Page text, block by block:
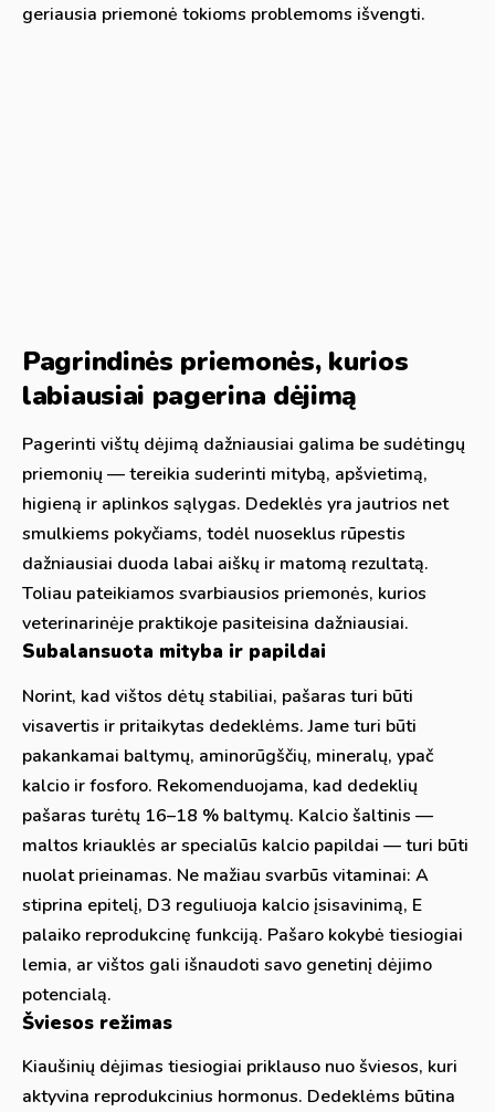
geriausia priemonė tokioms problemoms išvengti.
Pagrindinės priemonės, kurios
labiausiai pagerina dėjimą
Pagerinti vištų dėjimą dažniausiai galima be sudėtingų
priemonių — tereikia suderinti mitybą, apšvietimą,
higieną ir aplinkos sąlygas. Dedeklės yra jautrios net
smulkiems pokyčiams, todėl nuoseklus rūpestis
dažniausiai duoda labai aiškų ir matomą rezultatą.
Toliau pateikiamos svarbiausios priemonės, kurios
veterinarinėje praktikoje pasiteisina dažniausiai.
Subalansuota mityba ir papildai
Norint, kad vištos dėtų stabiliai, pašaras turi būti
visavertis ir pritaikytas dedeklėms. Jame turi būti
pakankamai baltymų, aminorūgščių, mineralų, ypač
kalcio ir fosforo. Rekomenduojama, kad dedeklių
pašaras turėtų 16–18 % baltymų. Kalcio šaltinis —
maltos kriauklės ar specialūs kalcio papildai — turi būti
nuolat prieinamas. Ne mažiau svarbūs vitaminai: A
stiprina epitelį, D3 reguliuoja kalcio įsisavinimą, E
palaiko reprodukcinę funkciją. Pašaro kokybė tiesiogiai
lemia, ar vištos gali išnaudoti savo genetinį dėjimo
potencialą.
Šviesos režimas
Kiaušinių dėjimas tiesiogiai priklauso nuo šviesos, kuri
aktyvina reprodukcinius hormonus. Dedeklėms būtina